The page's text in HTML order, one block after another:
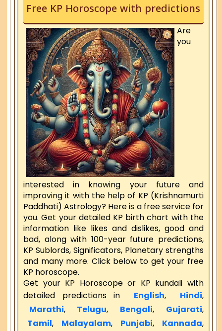
Free KP Horoscope with predictions
Are
you
interested in knowing your future and
improving it with the help of KP (Krishnamurti
Paddhati) Astrology? Here is a free service for
you. Get your detailed KP birth chart with the
information like likes and dislikes, good and
bad, along with 100-year future predictions,
KP Sublords, Significators, Planetary strengths
and many more. Click below to get your free
KP horoscope.
Get your KP Horoscope or KP kundali with
detailed predictions in
English, Hindi,
Marathi, Telugu, Bengali, Gujarati,
Tamil, Malayalam, Punjabi, Kannada,